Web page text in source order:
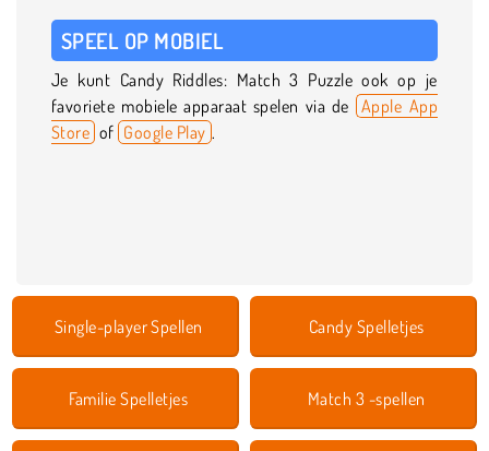
SPEEL OP MOBIEL
Je kunt Candy Riddles: Match 3 Puzzle ook op je
favoriete mobiele apparaat spelen via de Apple App
Store of Google Play .
Single-player Spellen Candy Spelletjes
Familie Spelletjes Match 3 -spellen